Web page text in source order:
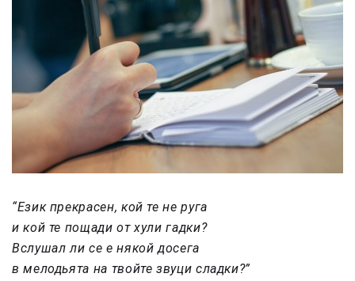
“Език прекрасен, кой те не руга
и кой те пощади от хули гадки?
Вслушал ли се е някой досега
в мелодьята на твойте звуци сладки?”